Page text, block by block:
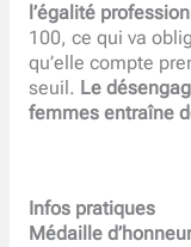
l’égalité
100, ce qui va
qu’elle compte
seuil. Le
femmes entraîne
Infos pratiques
Médaille